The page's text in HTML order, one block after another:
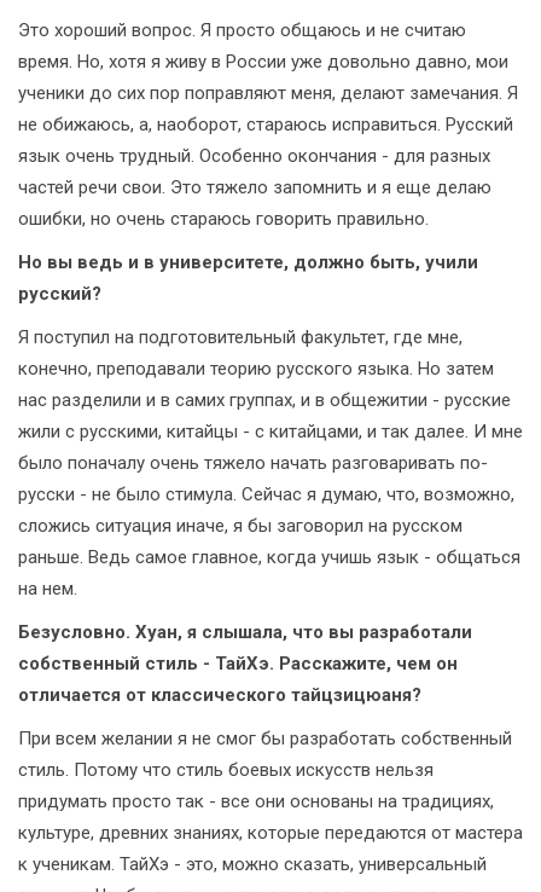
Это хороший вопрос. Я просто общаюсь и не считаю
время. Но, хотя я живу в России уже довольно давно, мои
ученики до сих пор поправляют меня, делают замечания. Я
не обижаюсь, а, наоборот, стараюсь исправиться. Русский
язык очень трудный. Особенно окончания - для разных
частей речи свои. Это тяжело запомнить и я еще делаю
ошибки, но очень стараюсь говорить правильно.
Но вы ведь и в университете, должно быть, учили
русский?
Я поступил на подготовительный факультет, где мне,
конечно, преподавали теорию русского языка. Но затем
нас разделили и в самих группах, и в общежитии - русские
жили с русскими, китайцы - с китайцами, и так далее. И мне
было поначалу очень тяжело начать разговаривать по-
русски - не было стимула. Сейчас я думаю, что, возможно,
сложись ситуация иначе, я бы заговорил на русском
раньше. Ведь самое главное, когда учишь язык - общаться
на нем.
Безусловно. Хуан, я слышала, что вы разработали
собственный стиль - ТайХэ. Расскажите, чем он
отличается от классического тайцзицюаня?
При всем желании я не смог бы разработать собственный
стиль. Потому что стиль боевых искусств нельзя
придумать просто так - все они основаны на традициях,
культуре, древних знаниях, которые передаются от мастера
к ученикам. ТайХэ - это, можно сказать, универсальный